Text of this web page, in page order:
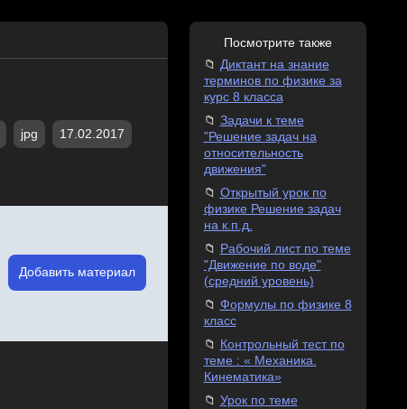
jpg 17.02.2017
Добавить материал
Посмотрите также
Диктант на знание
терминов по физике за
курс 8 класса
Задачи к теме
"Решение задач на
относительность
движения"
Открытый урок по
физике Решение задач
на к.п.д.
Рабочий лист по теме
"Движение по воде"
(средний уровень)
Формулы по физике 8
класс
Контрольный тест по
теме : « Механика.
Кинематика»
Урок по теме